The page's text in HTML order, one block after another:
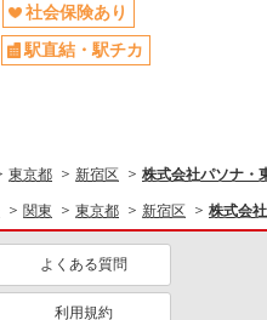
社会保険あり
駅直結・駅チカ
東京都 新宿区 株式会社パソナ・
関東 東京都 新宿区 株式会
よくある質問
利用規約